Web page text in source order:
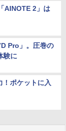
AINOTE 2」は
Pro」。圧巻の
験に
！ポケットに入